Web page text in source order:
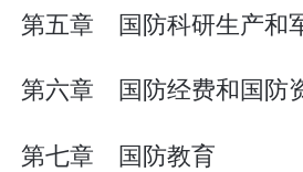
第五章 国防科研生产和
第六章 国防经费和国防
第七章 国防教育